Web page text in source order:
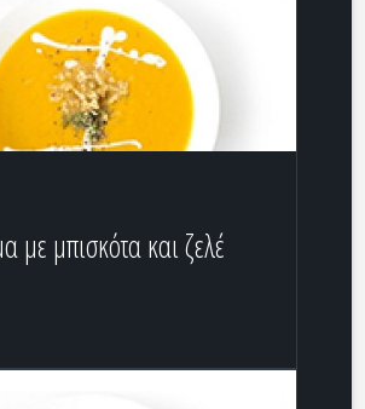
με μπισκότα και ζελέ